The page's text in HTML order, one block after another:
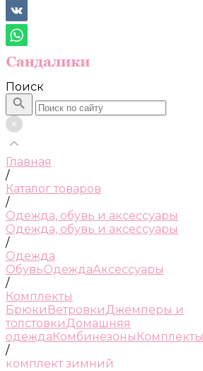
Поиск
Главная
/
Каталог товаров
/
Одежда, обувь и аксессуары
Одежда, обувь и аксессуары
/
Одежда
ОбувьОдеждаАксессуары
/
Комплекты
Брюки ВетровкиДжемперы и
толстовкиДомашняя
одеждаКомбинезоны Комплекты
/
комплект зимний